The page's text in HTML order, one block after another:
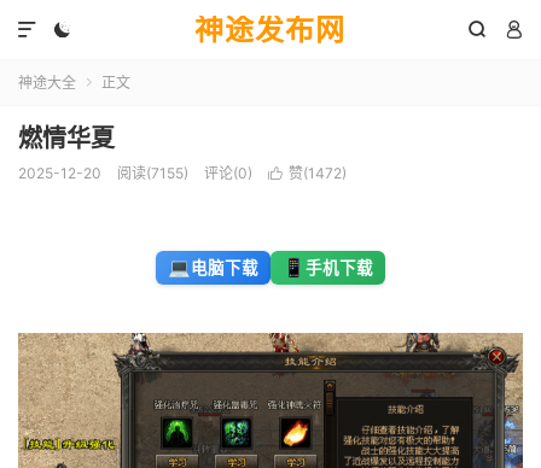
神途发布网
  

神途大全  正文
燃情华夏
2025-12-20 阅读(7155) 评论(0)  赞(1472)
💻电脑下载 📱 手机下载